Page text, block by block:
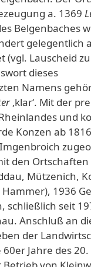
a. 1369
Belgenbaches
gelegentlich
(vgl. Lauscheid
dieses
Namens
‚klar‘. Mit der
und
Konzen ab
den Ortschaften
Mützenich,
1936
schließlich seit
Anschluß an
der
Jahre des 20.